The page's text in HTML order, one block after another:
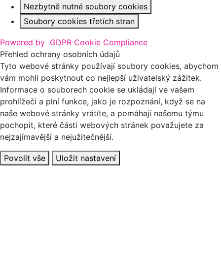
Nezbytně nutné soubory cookies
Soubory cookies třetích stran
Powered by GDPR Cookie Compliance
Přehled ochrany osobních údajů
Tyto webové stránky používají soubory cookies, abychom
vám mohli poskytnout co nejlepší uživatelský zážitek.
Informace o souborech cookie se ukládají ve vašem
prohlížeči a plní funkce, jako je rozpoznání, když se na
naše webové stránky vrátíte, a pomáhají našemu týmu
pochopit, které části webových stránek považujete za
nejzajímavější a nejužitečnější.
Povolit vše Uložit nastavení